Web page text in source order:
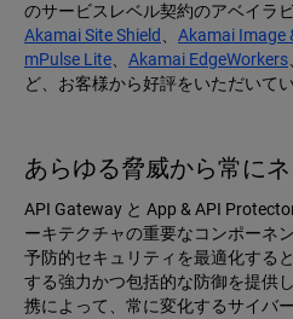
のサービスレベル契約のアベイラ
Akamai Site Shield
Akamai Image
mPulse Lite
Akamai EdgeWorkers
ど、お客様から好評をいただいて
あらゆる脅威から常に
API Gateway と App & API
ーキテクチャの重要なコンポーネ
予防的セキュリティを最適化する
する強力かつ包括的な防御を提供
携によって、常に変化するサイバ